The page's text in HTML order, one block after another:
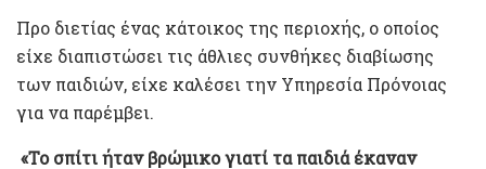
Προ διετίας ένας κάτοικος της περιοχής, ο οποίος
είχε διαπιστώσει τις άθλιες συνθήκες διαβίωσης
των παιδιών, είχε καλέσει την Υπηρεσία Πρόνοιας
για να παρέμβει.
«Το σπίτι ήταν βρώμικο γιατί τα παιδιά έκαναν